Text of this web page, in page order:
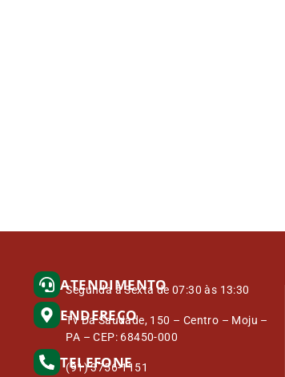
ATENDIMENTO
Segunda à Sexta de 07:30 às 13:30
ENDEREÇO
Tv Da Saudade, 150 – Centro – Moju –
PA – CEP: 68450-000
TELEFONE
(91) 3756-1151